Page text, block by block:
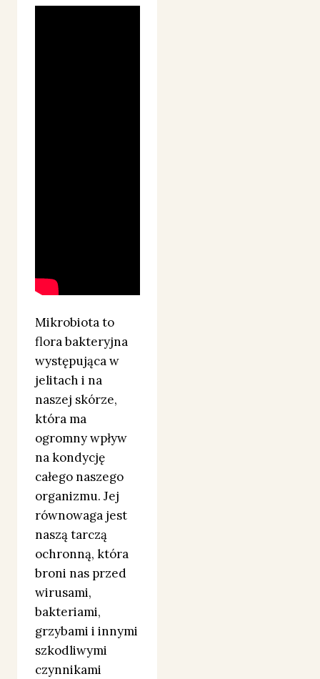
Mikrobiota to
flora bakteryjna
występująca w
jelitach i na
naszej skórze,
która ma
ogromny wpływ
na kondycję
całego naszego
organizmu. Jej
równowaga jest
naszą tarczą
ochronną, która
broni nas przed
wirusami,
bakteriami,
grzybami i innymi
szkodliwymi
czynnikami